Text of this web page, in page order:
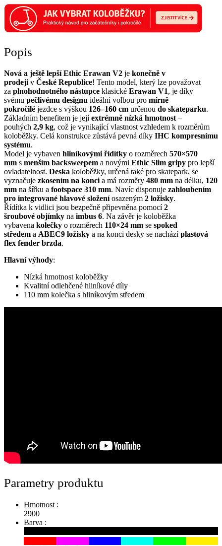
Popis
Nová a ještě lepší Ethic Erawan V2 je konečně v
prodeji v České Republice! Tento model, který lze považovat
za plnohodnotného nástupce klasické Erawan V1, je díky
svému pečlivému designu ideální volbou pro mírně
pokročilé jezdce s výškou 126–160 cm určenou do skateparku.
Základním benefitem je její extrémně nízká hmotnost –
pouhých 2,9 kg, což je vynikající vlastnost vzhledem k rozměrům
koloběžky. Celá konstrukce zůstává pevná díky IHC kompresnímu
systému.
Model je vybaven hliníkovými řídítky o rozměrech 570×570
mm s menším backsweepem a novými Ethic Slim gripy pro lepší
ovladatelnost. Deska koloběžky, určená také pro skatepark, se
vyznačuje zkosením na konci a má rozměry 480 mm na délku, 120
mm na šířku a footspace 310 mm. Navíc disponuje zahloubením
pro integrované hlavové složení osazeným 2 ložisky.
Řídítka k vidlici jsou bezpečně připevněna pomocí 2
šroubové objímky na imbus 6. Na závěr je koloběžka
vybavena kolečky o rozměrech 110×24 mm se spoked
středem a ABEC9 ložisky a na konci desky se nachází plastová
flex fender brzda.
Hlavní výhody:
Nízká hmotnost koloběžky
Kvalitní odlehčené hliníkové díly
110 mm kolečka s hliníkovým středem
Parametry produktu
Hmotnost :
2900
Barva :